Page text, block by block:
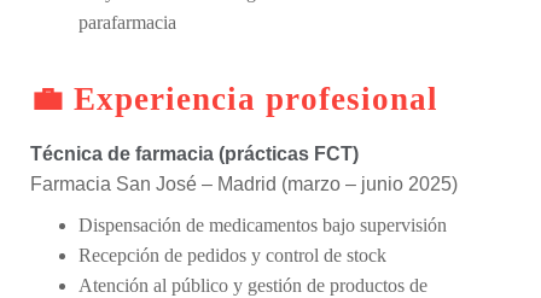
parafarmacia
💼 Experiencia profesional
Técnica de farmacia (prácticas FCT)
Farmacia San José – Madrid (marzo – junio 2025)
Dispensación de medicamentos bajo supervisión
Recepción de pedidos y control de stock
Atención al público y gestión de productos de